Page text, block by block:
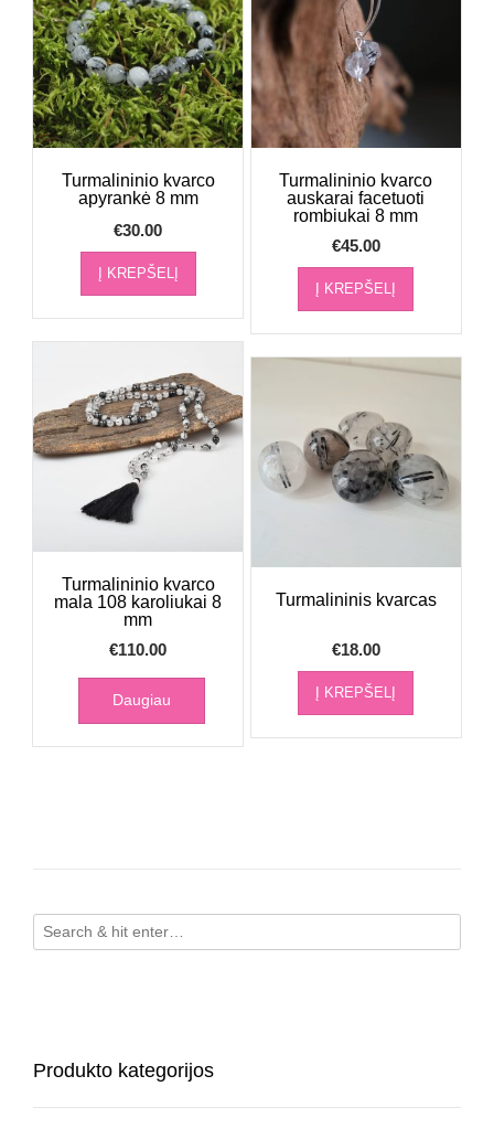
Turmalininio kvarco
apyrankė 8 mm
€30.00
Į KREPŠELĮ
Turmalininio kvarco
auskarai facetuoti
rombiukai 8 mm
€45.00
Į KREPŠELĮ
Turmalininio kvarco
mala 108 karoliukai 8
mm
€110.00
Daugiau
Turmalininis kvarcas
€18.00
Į KREPŠELĮ
Produkto kategorijos